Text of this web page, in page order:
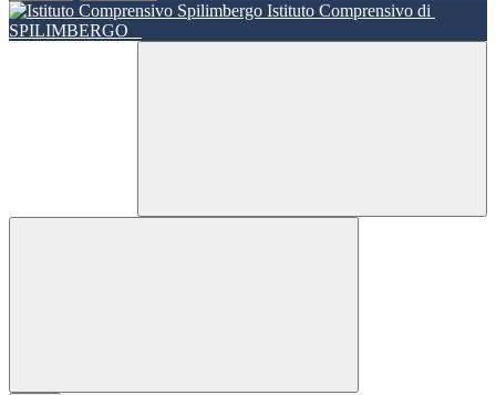
Istituto Comprensivo di
SPILIMBERGO